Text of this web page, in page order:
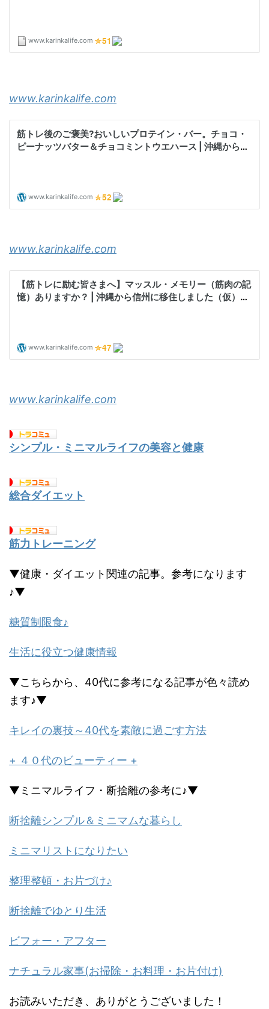
www.karinkalife.com
www.karinkalife.com
www.karinkalife.com
シンプル・ミニマルライフの美容と健康
総合ダイエット
筋力トレーニング
▼健康・ダイエット関連の記事。参考になります
♪▼
糖質制限食♪
生活に役立つ健康情報
▼こちらから、40代に参考になる記事が色々読め
ます♪▼
キレイの裏技～40代を素敵に過ごす方法
+ ４０代のビューティー +
▼ミニマルライフ・断捨離の参考に♪▼
断捨離シンプル＆ミニマムな暮らし
ミニマリストになりたい
整理整頓・お片づけ♪
断捨離でゆとり生活
ビフォー・アフター
ナチュラル家事(お掃除・お料理・お片付け)
お読みいただき、ありがとうございました！